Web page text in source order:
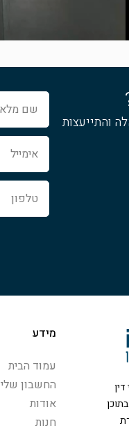
והתייעצות
שם
מלא
אימייל
טלפון
מידע
עמוד הבית
החשבון שלי
אודות
חנות